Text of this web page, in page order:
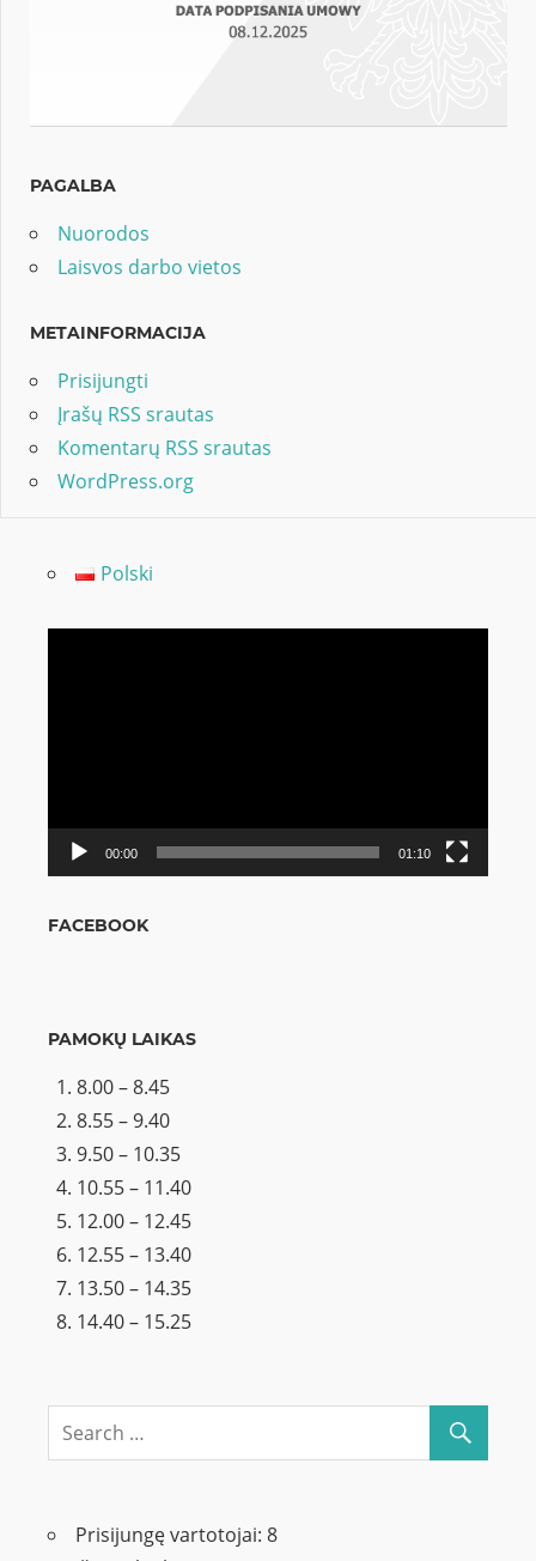
PAGALBA
Nuorodos
Laisvos darbo vietos
METAINFORMACIJA
Prisijungti
Įrašų RSS srautas
Komentarų RSS srautas
WordPress.org
Polski
00:00 01:10
FACEBOOK
PAMOKŲ LAIKAS
8.00 – 8.45
8.55 – 9.40
9.50 – 10.35
10.55 – 11.40
12.00 – 12.45
12.55 – 13.40
13.50 – 14.35
14.40 – 15.25
Prisijungę vartotojai: 8